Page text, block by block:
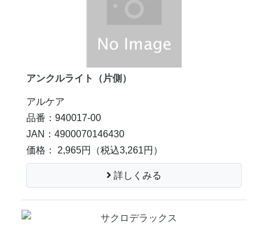
アンクルライト（片側）
アルケア
品番：940017-00
JAN：4900070146430
価格： 2,965円
（税込3,261円）
詳しくみる